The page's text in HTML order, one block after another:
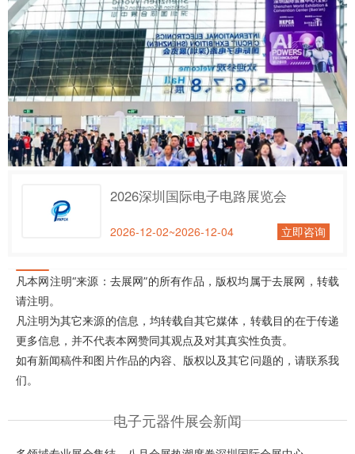
2026深圳国际电子电路展览会
2026-12-02~2026-12-04 立即咨询
凡本网注明“来源：去展网”的所有作品，版权均属于去展网，转载
请注明。
凡注明为其它来源的信息，均转载自其它媒体，转载目的在于传递
更多信息，并不代表本网赞同其观点及对其真实性负责。
如有新闻稿件和图片作品的内容、版权以及其它问题的，请联系我
们。
电子元器件展会新闻